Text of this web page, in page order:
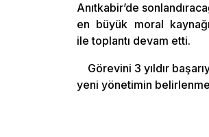
Anıtkabir’de
en büyük moral
ile toplantı devam etti.
Görevini 3 yıldır
yeni yönetimin